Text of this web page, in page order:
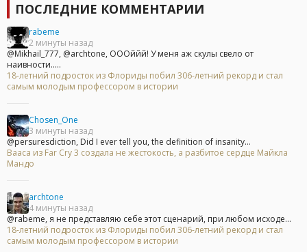
ПОСЛЕДНИЕ КОММЕНТАРИИ
rabeme
2 минуты назад
@Mikhail_777, @archtone, ОООййй! У меня аж скулы свело от
наивности.....
18-летний подросток из Флориды побил 306-летний рекорд и стал
самым молодым профессором в истории
Chosen_One
3 минуты назад
@persuresdiction, Did I ever tell you, the definition of insanity...
Вааса из Far Cry 3 создала не жестокость, а разбитое сердце Майкла
Мандо
archtone
4 минуты назад
@rabeme, я не представляю себе этот сценарий, при любом исходе...
18-летний подросток из Флориды побил 306-летний рекорд и стал
самым молодым профессором в истории